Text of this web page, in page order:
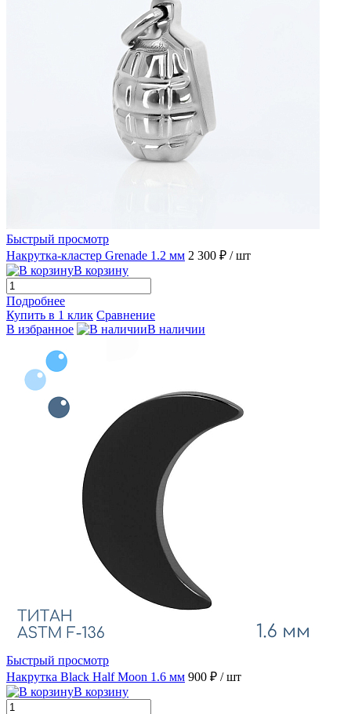
Быстрый просмотр
Накрутка-кластер Grenade 1.2 мм 2 300 ₽ / шт
В корзину
Подробнее
Купить в 1 клик Сравнение
В избранное
В наличии
Быстрый просмотр
Накрутка Black Half Moon 1.6 мм 900 ₽ / шт
В корзину